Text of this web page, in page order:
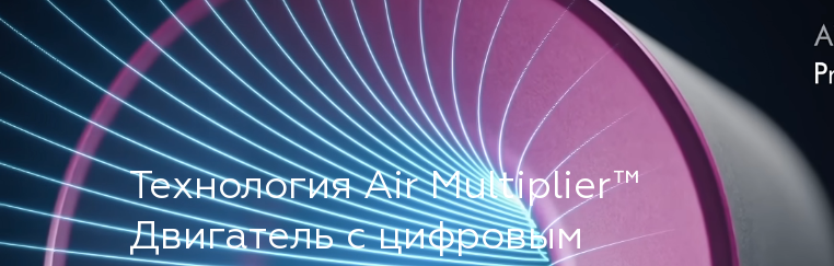
Технология Air Multiplier™
Двигатель с цифровым